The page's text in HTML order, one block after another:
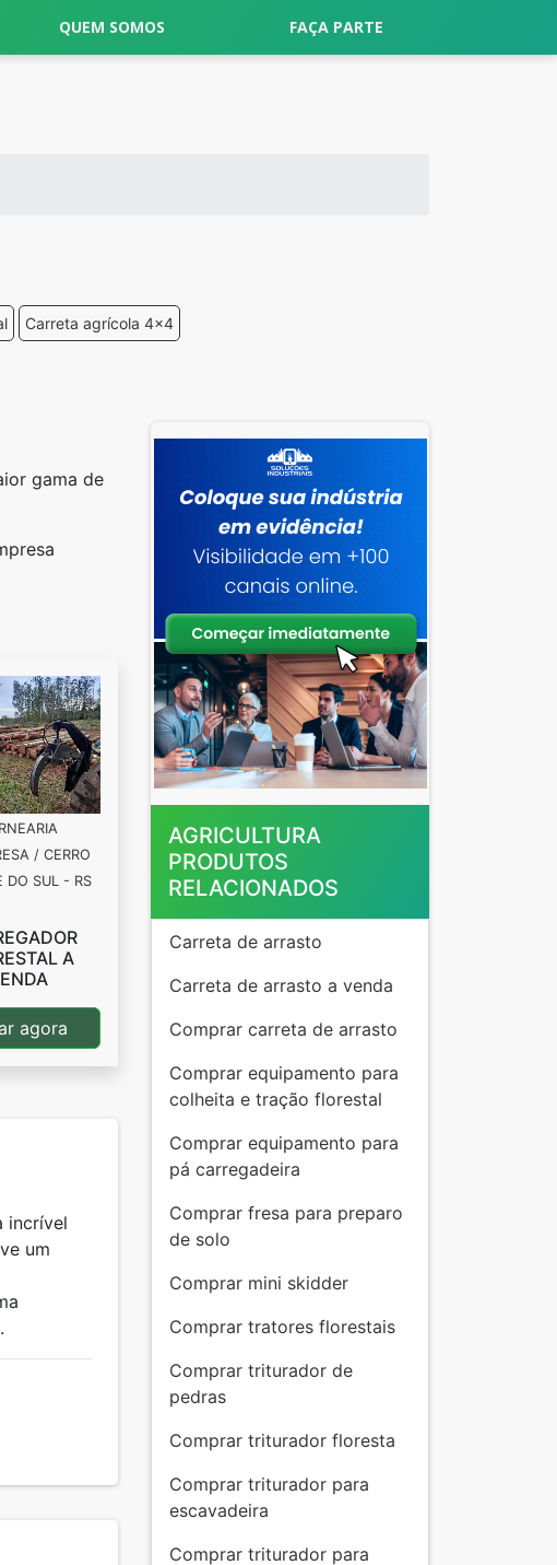
QUEM SOMOS FAÇA PARTE
Carreta agrícola 4x4
gama de
/ CERRO
DO SUL - RS
A
agora
incrível
um
AGRICULTURA
PRODUTOS
RELACIONADOS
Carreta de arrasto
Carreta de arrasto a venda
Comprar carreta de arrasto
Comprar equipamento para
colheita e tração florestal
Comprar equipamento para
pá carregadeira
Comprar fresa para preparo
de solo
Comprar mini skidder
Comprar tratores florestais
Comprar triturador de
pedras
Comprar triturador floresta
Comprar triturador para
escavadeira
Comprar triturador para